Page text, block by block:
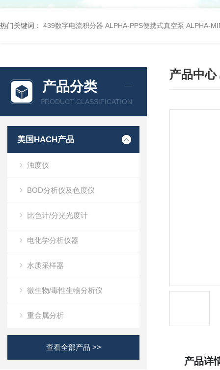
热门关键词： 439数字电流积分器 ALPHA-PPS便携式真空泵 ALPHA-
产品分类
PRODUCT CLASSIFICATION
美国HACH产品
浊度仪
BOD分析仪及色度仪
比色计/分光光度计
电化学分析仪器
水质采样器
微生物/毒性生物分析仪
重金属分析
查看全部产品 >>
产品中心
产品详